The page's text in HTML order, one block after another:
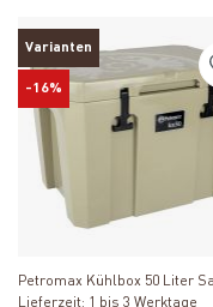
Varianten
-16%
Petromax Kühlbox 50 Liter
Lieferzeit: 1 bis 3 Werktage